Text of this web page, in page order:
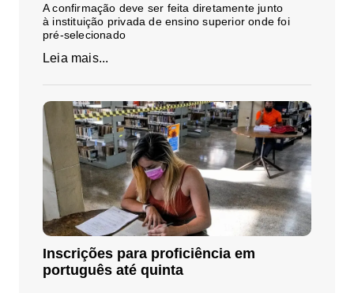
A confirmação deve ser feita diretamente junto
à instituição privada de ensino superior onde foi
pré-selecionado
Leia mais...
Inscrições para proficiência em
português até quinta